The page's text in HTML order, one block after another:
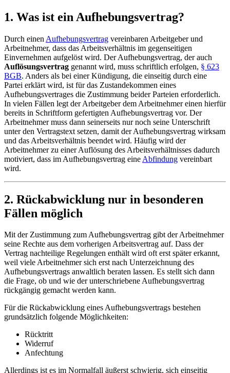
1. Was ist ein Aufhebungsvertrag?
Durch einen Aufhebungsvertrag vereinbaren Arbeitgeber und
Arbeitnehmer, dass das Arbeitsverhältnis im gegenseitigen
Einvernehmen aufgelöst wird. Der Aufhebungsvertrag, der auch
Auflösungsvertrag genannt wird, muss schriftlich erfolgen, § 623
BGB. Anders als bei einer Kündigung, die einseitig durch eine
Partei erklärt wird, ist für das Zustandekommen eines
Aufhebungsvertrages die Zustimmung beider Parteien erforderlich.
In vielen Fällen legt der Arbeitgeber dem Arbeitnehmer einen hierfür
bereits in Schriftform gefertigten Aufhebungsvertrag vor. Der
Arbeitnehmer muss dann seinerseits nur noch seine Unterschrift
unter den Vertragstext setzen, damit der Aufhebungsvertrag wirksam
und das Arbeitsverhältnis beendet wird. Häufig wird der
Arbeitnehmer zu einer Auflösung des Arbeitsverhältnisses dadurch
motiviert, dass im Aufhebungsvertrag eine Abfindung vereinbart
wird.
2. Rückabwicklung nur in besonderen
Fällen möglich
Mit der Zustimmung zum Aufhebungsvertrag gibt der Arbeitnehmer
seine Rechte aus dem vorherigen Arbeitsvertrag auf. Dass der
Vertrag nachteilige Regelungen enthält wird oft erst später erkannt,
weil viele Arbeitnehmer sich erst nach Unterzeichnung des
Aufhebungsvertrags anwaltlich beraten lassen. Es stellt sich dann
die Frage, ob und wie der unterschriebene Aufhebungsvertrag
rückgängig gemacht werden kann.
Für die Rückabwicklung eines Aufhebungsvertrags bestehen
grundsätzlich folgende Möglichkeiten:
Rücktritt
Widerruf
Anfechtung
Allerdings ist es im Normalfall äußerst schwierig, sich einseitig